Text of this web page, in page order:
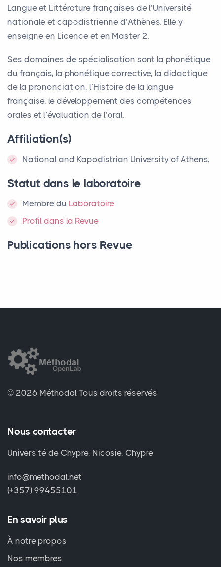
Langue et Littérature françaises de l’Université
nationale et capodistrienne d’Athènes. Elle y
enseigne en Licence et en Master 2.
Ses domaines de spécialisation sont la phonétique
du français, la phonétique corrective, la didactique
de la prononciation, l’Histoire de la langue
française, le développement des compétences
orales et l’évaluation de l’oral.
Affiliation(s)
National and Kapodistrian University of Athens,
Statut dans le laboratoire
Membre du Laboratoire
Profil dans la Revue
Publications hors Revue
© 2026 Méthodal Tous droits réservés
Nous contacter
Université de Chypre, Nicosie, Chypre
info@methodal.net
(+357) 99455101
En savoir plus
À notre propos
Nos membres